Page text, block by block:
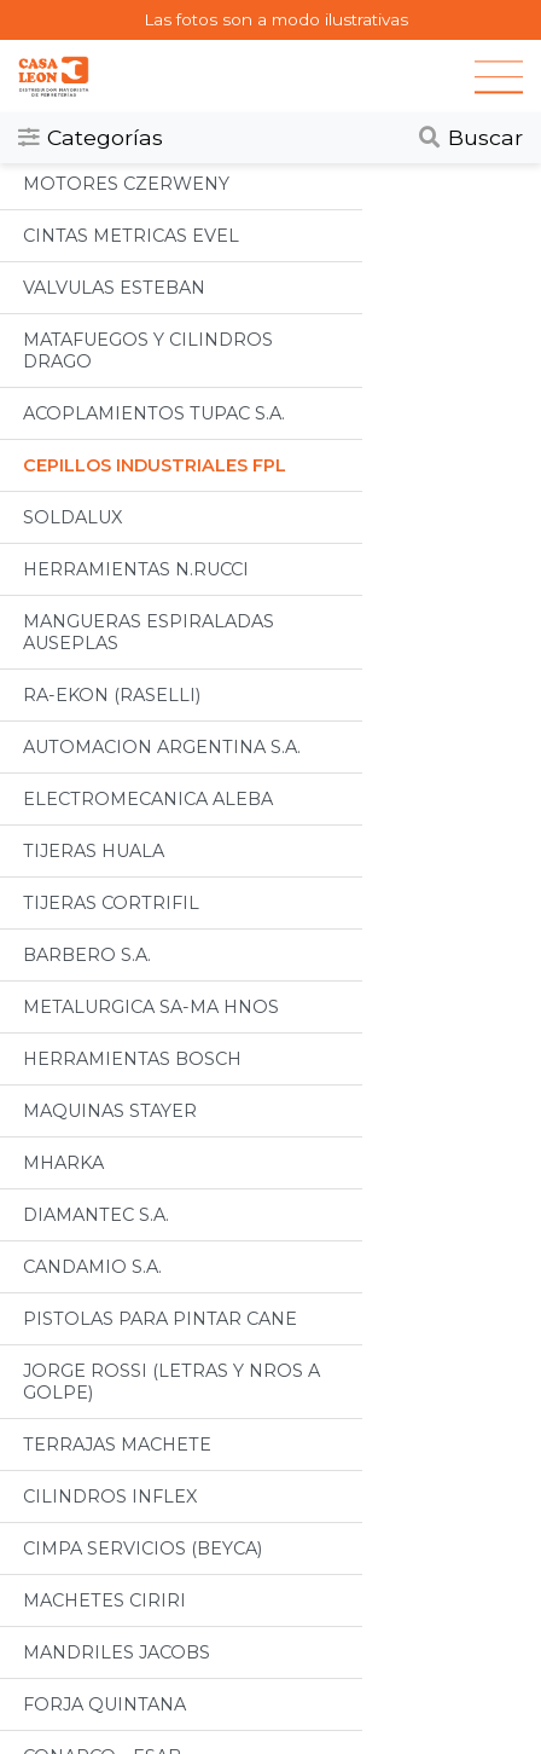
Las fotos son a modo ilustrativas
Categorías Buscar
Categorias
Todos
MOTORES CZERWENY
CINTAS METRICAS EVEL
VALVULAS ESTEBAN
MATAFUEGOS Y CILINDROS
DRAGO
ACOPLAMIENTOS TUPAC S.A.
CEPILLOS INDUSTRIALES FPL
SOLDALUX
HERRAMIENTAS N.RUCCI
MANGUERAS ESPIRALADAS
AUSEPLAS
RA-EKON (RASELLI)
AUTOMACION ARGENTINA S.A.
ELECTROMECANICA ALEBA
TIJERAS HUALA
TIJERAS CORTRIFIL
BARBERO S.A.
METALURGICA SA-MA HNOS
HERRAMIENTAS BOSCH
MAQUINAS STAYER
MHARKA
DIAMANTEC S.A.
CANDAMIO S.A.
PISTOLAS PARA PINTAR CANE
JORGE ROSSI (LETRAS Y NROS A
GOLPE)
TERRAJAS MACHETE
CILINDROS INFLEX
CIMPA SERVICIOS (BEYCA)
MACHETES CIRIRI
MANDRILES JACOBS
FORJA QUINTANA